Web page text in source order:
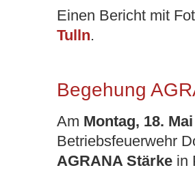
Einen Bericht mit
Tulln.
Begehung
Am Montag, 18.
Betriebsfeuerwehr
AGRANA Stärke in